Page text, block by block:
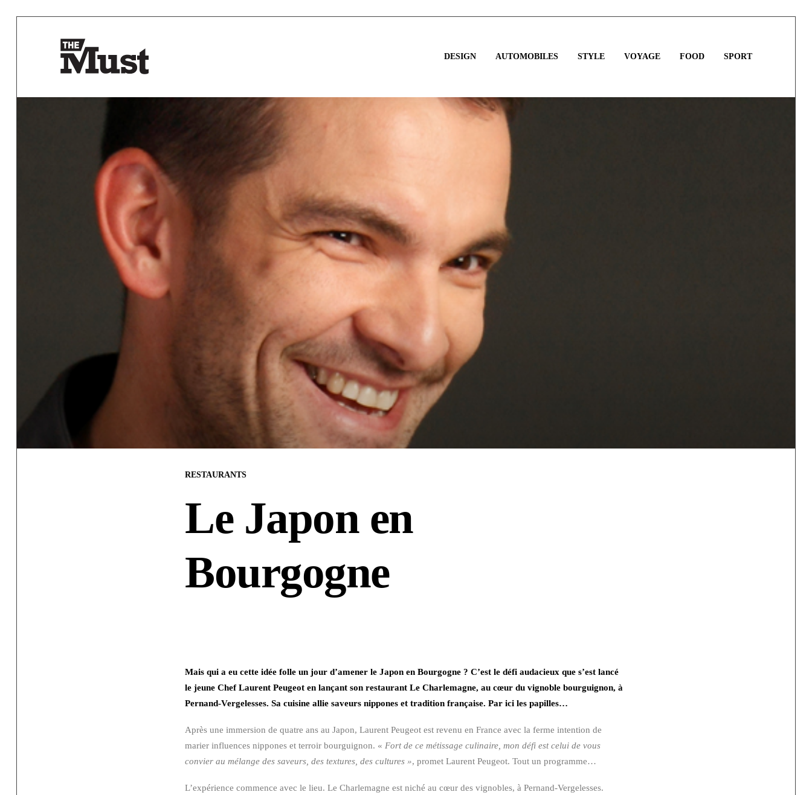
DESIGN AUTOMOBILES STYLE VOYAGE FOOD SPORT
RESTAURANTS
Le Japon en
Bourgogne
Mais qui a eu cette idée folle un jour d’amener le Japon en Bourgogne ? C’est le défi audacieux que s’est lancé
le jeune Chef Laurent Peugeot en lançant son restaurant Le Charlemagne, au cœur du vignoble bourguignon, à
Pernand-Vergelesses. Sa cuisine allie saveurs nippones et tradition française. Par ici les papilles…
Après une immersion de quatre ans au Japon, Laurent Peugeot est revenu en France avec la ferme intention de
marier influences nippones et terroir bourguignon. « Fort de ce métissage culinaire, mon défi est celui de vous
convier au mélange des saveurs, des textures, des cultures », promet Laurent Peugeot. Tout un programme…
L’expérience commence avec le lieu. Le Charlemagne est niché au cœur des vignobles, à Pernand-Vergelesses.